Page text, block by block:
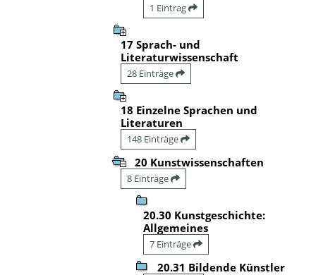
1 Eintrag
17 Sprach- und
Literaturwissenschaft
28 Einträge
18 Einzelne Sprachen und
Literaturen
148 Einträge
20 Kunstwissenschaften
8 Einträge
20.30 Kunstgeschichte:
Allgemeines
7 Einträge
20.31 Bildende Künstler